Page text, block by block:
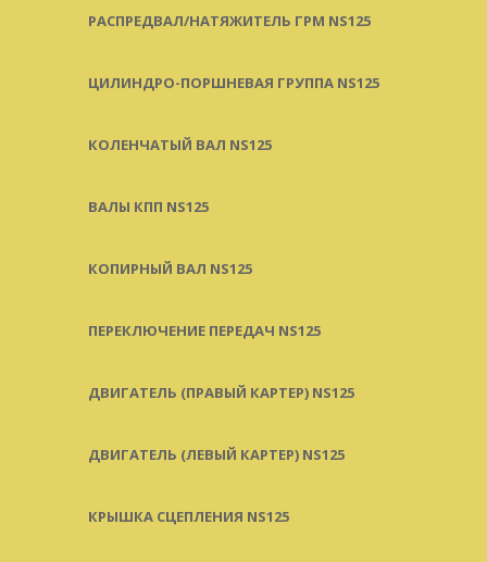
РАСПРЕДВАЛ/НАТЯЖИТЕЛЬ ГРМ NS125
ЦИЛИНДРО-ПОРШНЕВАЯ ГРУППА NS125
КОЛЕНЧАТЫЙ ВАЛ NS125
ВАЛЫ КПП NS125
КОПИРНЫЙ ВАЛ NS125
ПЕРЕКЛЮЧЕНИЕ ПЕРЕДАЧ NS125
ДВИГАТЕЛЬ (ПРАВЫЙ КАРТЕР) NS125
ДВИГАТЕЛЬ (ЛЕВЫЙ КАРТЕР) NS125
КРЫШКА СЦЕПЛЕНИЯ NS125